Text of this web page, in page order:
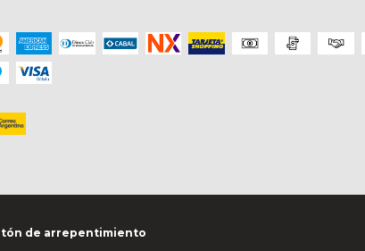
de arrepentimiento